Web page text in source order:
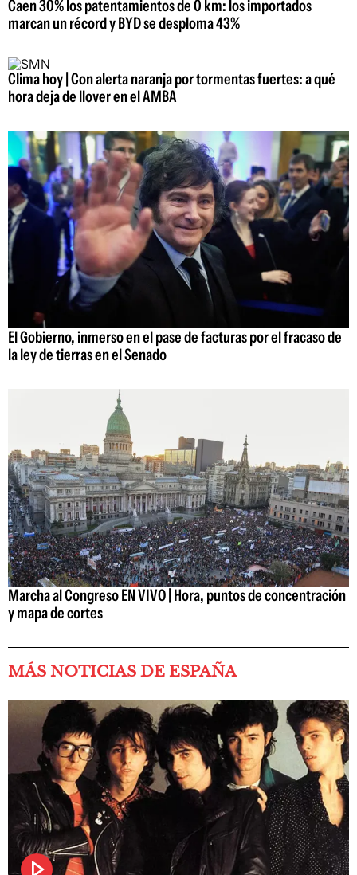
Caen 30% los patentamientos de 0 km: los importados
marcan un récord y BYD se desploma 43%
Clima hoy | Con alerta naranja por tormentas fuertes: a qué
hora deja de llover en el AMBA
El Gobierno, inmerso en el pase de facturas por el fracaso de
la ley de tierras en el Senado
Marcha al Congreso EN VIVO | Hora, puntos de concentración
y mapa de cortes
MÁS NOTICIAS DE ESPAÑA